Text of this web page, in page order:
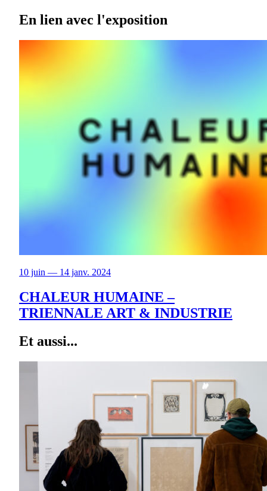
En lien avec l'exposition
10 juin — 14 janv. 2024
CHALEUR HUMAINE –
TRIENNALE ART & INDUSTRIE
Et aussi...